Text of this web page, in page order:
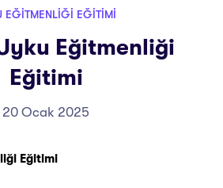
EĞITMENLIĞI EĞITIMI
Eğitmenliği
Eğitimi
20 Ocak 2025
Eğitimi